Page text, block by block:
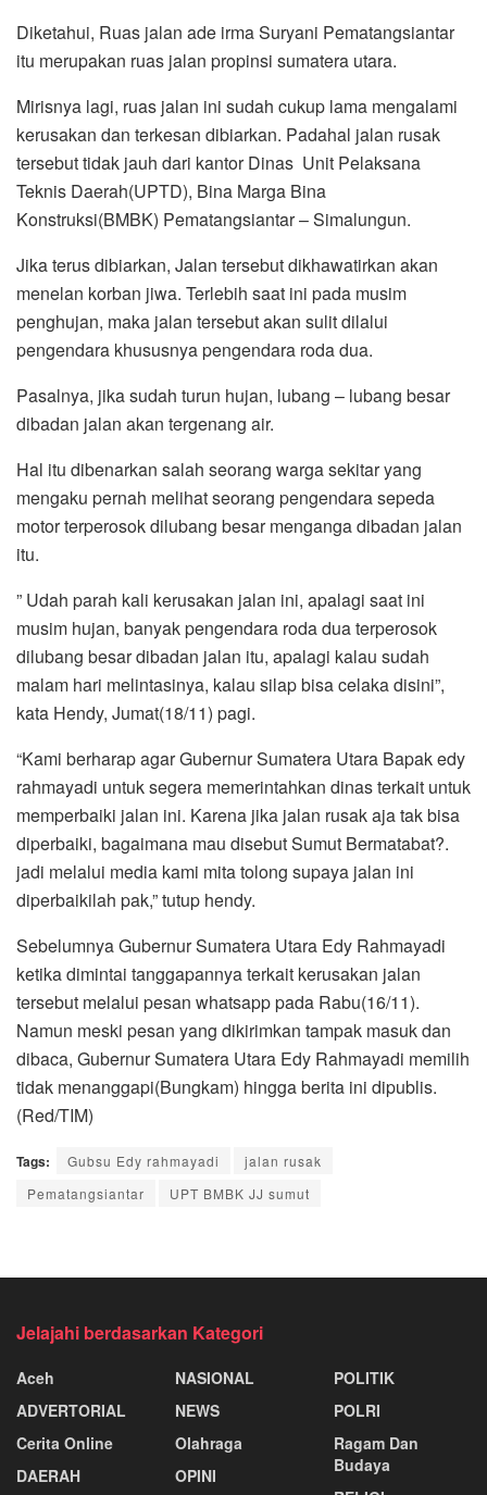
Diketahui, Ruas jalan ade irma Suryani Pematangsiantar
itu merupakan ruas jalan propinsi sumatera utara.
Mirisnya lagi, ruas jalan ini sudah cukup lama mengalami
kerusakan dan terkesan dibiarkan. Padahal jalan rusak
tersebut tidak jauh dari kantor Dinas Unit Pelaksana
Teknis Daerah(UPTD), Bina Marga Bina
Konstruksi(BMBK) Pematangsiantar – Simalungun.
Jika terus dibiarkan, Jalan tersebut dikhawatirkan akan
menelan korban jiwa. Terlebih saat ini pada musim
penghujan, maka jalan tersebut akan sulit dilalui
pengendara khususnya pengendara roda dua.
Pasalnya, jika sudah turun hujan, lubang – lubang besar
dibadan jalan akan tergenang air.
Hal itu dibenarkan salah seorang warga sekitar yang
mengaku pernah melihat seorang pengendara sepeda
motor terperosok dilubang besar menganga dibadan jalan
itu.
” Udah parah kali kerusakan jalan ini, apalagi saat ini
musim hujan, banyak pengendara roda dua terperosok
dilubang besar dibadan jalan itu, apalagi kalau sudah
malam hari melintasinya, kalau silap bisa celaka disini”,
kata Hendy, Jumat(18/11) pagi.
“Kami berharap agar Gubernur Sumatera Utara Bapak edy
rahmayadi untuk segera memerintahkan dinas terkait untuk
memperbaiki jalan ini. Karena jika jalan rusak aja tak bisa
diperbaiki, bagaimana mau disebut Sumut Bermatabat?.
jadi melalui media kami mita tolong supaya jalan ini
diperbaikilah pak,” tutup hendy.
Sebelumnya Gubernur Sumatera Utara Edy Rahmayadi
ketika dimintai tanggapannya terkait kerusakan jalan
tersebut melalui pesan whatsapp pada Rabu(16/11).
Namun meski pesan yang dikirimkan tampak masuk dan
dibaca, Gubernur Sumatera Utara Edy Rahmayadi memilih
tidak menanggapi(Bungkam) hingga berita ini dipublis.
(Red/TIM)
Tags: Gubsu Edy rahmayadi
jalan rusak
Pematangsiantar
UPT BMBK JJ sumut
Jelajahi berdasarkan Kategori
Aceh
ADVERTORIAL
Cerita Online
DAERAH
NASIONAL
NEWS
Olahraga
OPINI
POLITIK
POLRI
Ragam Dan
Budaya